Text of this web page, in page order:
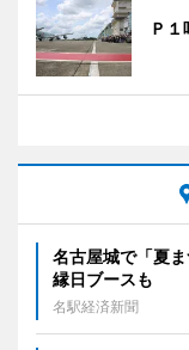
Ｐ
名古屋城で「夏
縁日ブースも
名駅経済新聞